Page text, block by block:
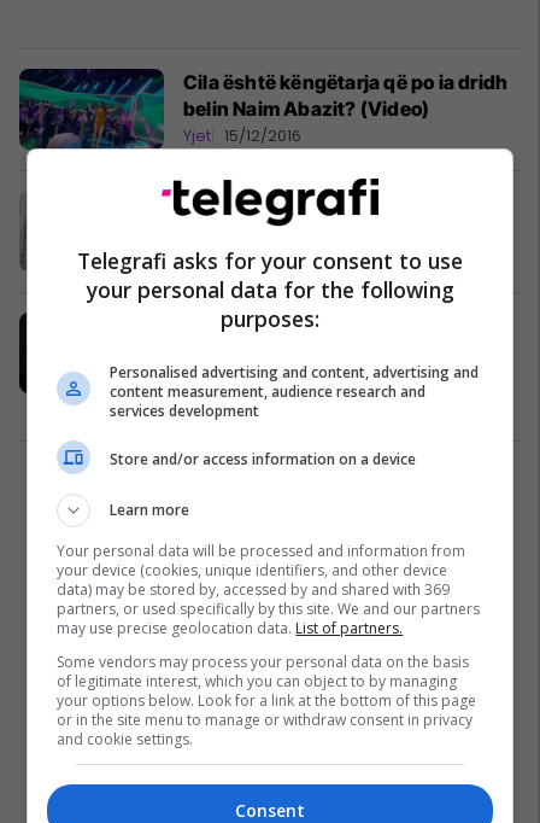
Cila është këngëtarja që po ia dridh
belin Naim Abazit? (Video)
Yjet 15/12/2016
Përveç burrit, me sa meshkuj ka
bërë seks Gjyste Vulaj?
Yjet 02/11/2016
A e keni ditur se këto dy këngëtare
madhore!
Yjet 21/09/2016
Telegrafi asks for your consent to use
your personal data for the following
purposes:
Personalised advertising and content, advertising and
content measurement, audience research and
services development
Store and/or access information on a device
Learn more
Your personal data will be processed and information from
your device (cookies, unique identifiers, and other device
data) may be stored by, accessed by and shared with 369
partners, or used specifically by this site. We and our partners
may use precise geolocation data. List of partners.
Some vendors may process your personal data on the basis
of legitimate interest, which you can object to by managing
your options below. Look for a link at the bottom of this page
or in the site menu to manage or withdraw consent in privacy
and cookie settings.
Consent